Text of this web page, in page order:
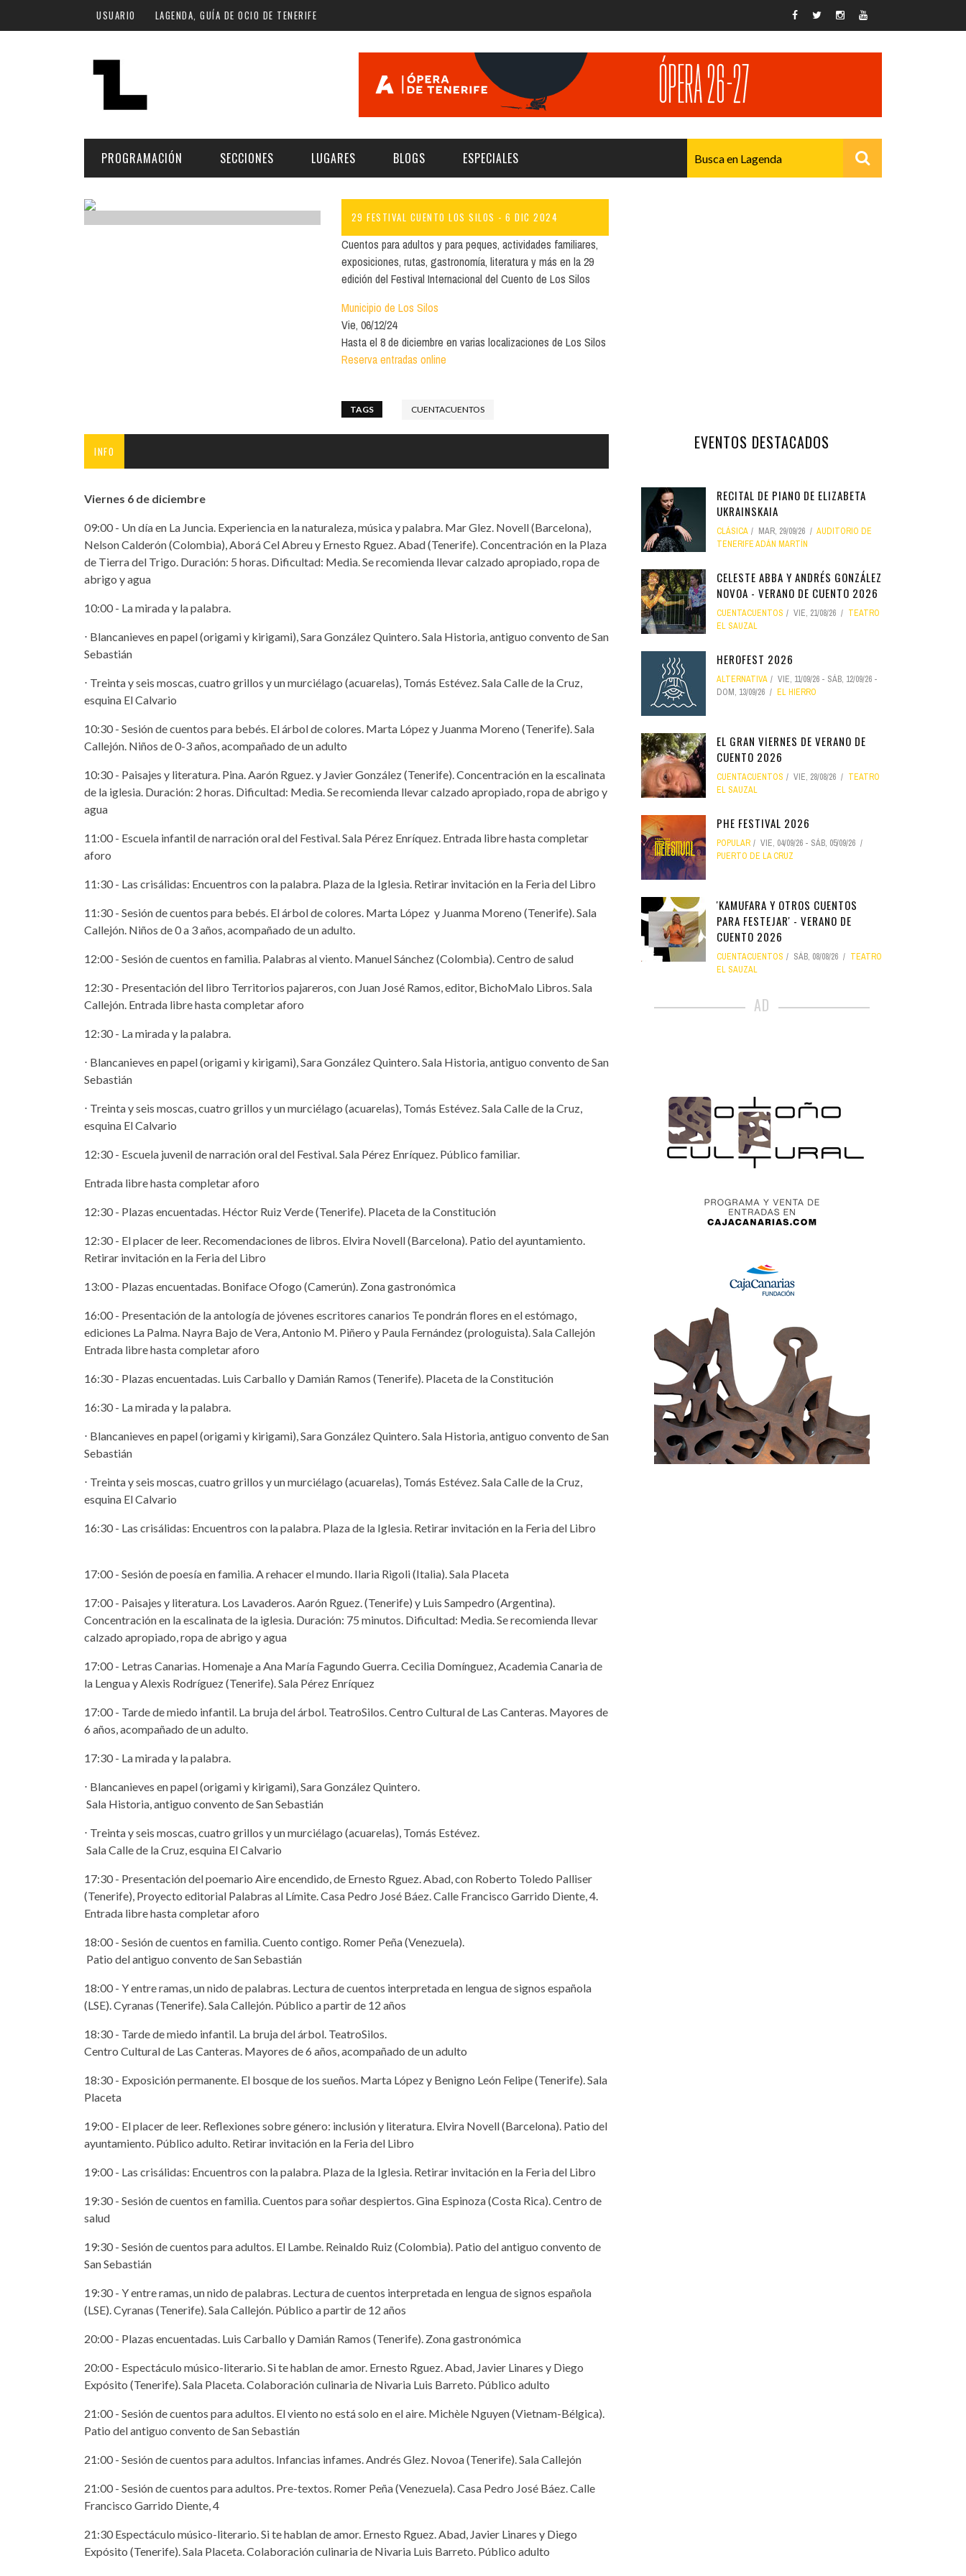
Pasar al contenido principal
USUARIO LAGENDA, GUÍA DE OCIO DE TENERIFE
PROGRAMACIÓN
FECHA LUGAR
Norte
Santa Cruz | La Laguna
Islas
Cultura
SECCIONES LUGARES
ARTE | MUSEOS
SALAS Y AUDITORIOS
ESPACIOS CULTURALES
LOCALES CON ACTUACIONES
BLOGS ESPECIALES
FESTIVAL BOREAL 2026
FESTIVAL TAGANANA 2026
TENERIFE PHE FESTIVAL 2026
29 FESTIVAL CUENTO LOS SILOS - 6 DIC 2024
Cuentos para adultos y para peques, actividades familiares,
exposiciones, rutas, gastronomía, literatura y más en la 29
edición del Festival Internacional del Cuento de Los Silos
Municipio de Los Silos
Vie, 06/12/24
Hasta el 8 de diciembre en varias localizaciones de Los Silos
Reserva entradas online
TAGS CUENTACUENTOS
INFO
Viernes 6 de diciembre
09:00 - Un día en La Juncia. Experiencia en la naturaleza, música y palabra. Mar Glez. Novell (Barcelona),
Nelson Calderón (Colombia), Aborá Cel Abreu y Ernesto Rguez. Abad (Tenerife). Concentración en la Plaza
de Tierra del Trigo. Duración: 5 horas. Dificultad: Media. Se recomienda llevar calzado apropiado, ropa de
abrigo y agua
10:00 - La mirada y la palabra.
⋅ Blancanieves en papel (origami y kirigami), Sara González Quintero. Sala Historia, antiguo convento de San
Sebastián
⋅ Treinta y seis moscas, cuatro grillos y un murciélago (acuarelas), Tomás Estévez. Sala Calle de la Cruz,
esquina El Calvario
10:30 - Sesión de cuentos para bebés. El árbol de colores. Marta López y Juanma Moreno (Tenerife). Sala
Callejón. Niños de 0-3 años, acompañado de un adulto
10:30 - Paisajes y literatura. Pina. Aarón Rguez. y Javier González (Tenerife). Concentración en la escalinata
de la iglesia. Duración: 2 horas. Dificultad: Media. Se recomienda llevar calzado apropiado, ropa de abrigo y
agua
11:00 - Escuela infantil de narración oral del Festival. Sala Pérez Enríquez. Entrada libre hasta completar
aforo
11:30 - Las crisálidas: Encuentros con la palabra. Plaza de la Iglesia. Retirar invitación en la Feria del Libro
11:30 - Sesión de cuentos para bebés. El árbol de colores. Marta López y Juanma Moreno (Tenerife). Sala
Callejón. Niños de 0 a 3 años, acompañado de un adulto.
12:00 - Sesión de cuentos en familia. Palabras al viento. Manuel Sánchez (Colombia). Centro de salud
12:30 - Presentación del libro Territorios pajareros, con Juan José Ramos, editor, BichoMalo Libros. Sala
Callejón. Entrada libre hasta completar aforo
12:30 - La mirada y la palabra.
⋅ Blancanieves en papel (origami y kirigami), Sara González Quintero. Sala Historia, antiguo convento de San
Sebastián
⋅ Treinta y seis moscas, cuatro grillos y un murciélago (acuarelas), Tomás Estévez. Sala Calle de la Cruz,
esquina El Calvario
12:30 - Escuela juvenil de narración oral del Festival. Sala Pérez Enríquez. Público familiar.
Entrada libre hasta completar aforo
12:30 - Plazas encuentadas. Héctor Ruiz Verde (Tenerife). Placeta de la Constitución
12:30 - El placer de leer. Recomendaciones de libros. Elvira Novell (Barcelona). Patio del ayuntamiento.
Retirar invitación en la Feria del Libro
13:00 - Plazas encuentadas. Boniface Ofogo (Camerún). Zona gastronómica
16:00 - Presentación de la antología de jóvenes escritores canarios Te pondrán flores en el estómago,
ediciones La Palma. Nayra Bajo de Vera, Antonio M. Piñero y Paula Fernández (prologuista). Sala Callejón
Entrada libre hasta completar aforo
16:30 - Plazas encuentadas. Luis Carballo y Damián Ramos (Tenerife). Placeta de la Constitución
16:30 - La mirada y la palabra.
⋅ Blancanieves en papel (origami y kirigami), Sara González Quintero. Sala Historia, antiguo convento de San
Sebastián
⋅ Treinta y seis moscas, cuatro grillos y un murciélago (acuarelas), Tomás Estévez. Sala Calle de la Cruz,
esquina El Calvario
16:30 - Las crisálidas: Encuentros con la palabra. Plaza de la Iglesia. Retirar invitación en la Feria del Libro
17:00 - Sesión de poesía en familia. A rehacer el mundo. Ilaria Rigoli (Italia). Sala Placeta
17:00 - Paisajes y literatura. Los Lavaderos. Aarón Rguez. (Tenerife) y Luis Sampedro (Argentina).
Concentración en la escalinata de la iglesia. Duración: 75 minutos. Dificultad: Media. Se recomienda llevar
calzado apropiado, ropa de abrigo y agua
17:00 - Letras Canarias. Homenaje a Ana María Fagundo Guerra. Cecilia Domínguez, Academia Canaria de
la Lengua y Alexis Rodríguez (Tenerife). Sala Pérez Enríquez
17:00 - Tarde de miedo infantil. La bruja del árbol. TeatroSilos. Centro Cultural de Las Canteras. Mayores de
6 años, acompañado de un adulto.
17:30 - La mirada y la palabra.
⋅ Blancanieves en papel (origami y kirigami), Sara González Quintero.
Sala Historia, antiguo convento de San Sebastián
⋅ Treinta y seis moscas, cuatro grillos y un murciélago (acuarelas), Tomás Estévez.
Sala Calle de la Cruz, esquina El Calvario
17:30 - Presentación del poemario Aire encendido, de Ernesto Rguez. Abad, con Roberto Toledo Palliser
(Tenerife), Proyecto editorial Palabras al Límite. Casa Pedro José Báez. Calle Francisco Garrido Diente, 4.
Entrada libre hasta completar aforo
18:00 - Sesión de cuentos en familia. Cuento contigo. Romer Peña (Venezuela).
Patio del antiguo convento de San Sebastián
18:00 - Y entre ramas, un nido de palabras. Lectura de cuentos interpretada en lengua de signos española
(LSE). Cyranas (Tenerife). Sala Callejón. Público a partir de 12 años
18:30 - Tarde de miedo infantil. La bruja del árbol. TeatroSilos.
Centro Cultural de Las Canteras. Mayores de 6 años, acompañado de un adulto
18:30 - Exposición permanente. El bosque de los sueños. Marta López y Benigno León Felipe (Tenerife). Sala
Placeta
19:00 - El placer de leer. Reflexiones sobre género: inclusión y literatura. Elvira Novell (Barcelona). Patio del
ayuntamiento. Público adulto. Retirar invitación en la Feria del Libro
19:00 - Las crisálidas: Encuentros con la palabra. Plaza de la Iglesia. Retirar invitación en la Feria del Libro
19:30 - Sesión de cuentos en familia. Cuentos para soñar despiertos. Gina Espinoza (Costa Rica). Centro de
salud
19:30 - Sesión de cuentos para adultos. El Lambe. Reinaldo Ruiz (Colombia). Patio del antiguo convento de
San Sebastián
19:30 - Y entre ramas, un nido de palabras. Lectura de cuentos interpretada en lengua de signos española
(LSE). Cyranas (Tenerife). Sala Callejón. Público a partir de 12 años
20:00 - Plazas encuentadas. Luis Carballo y Damián Ramos (Tenerife). Zona gastronómica
20:00 - Espectáculo músico-literario. Si te hablan de amor. Ernesto Rguez. Abad, Javier Linares y Diego
Expósito (Tenerife). Sala Placeta. Colaboración culinaria de Nivaria Luis Barreto. Público adulto
21:00 - Sesión de cuentos para adultos. El viento no está solo en el aire. Michèle Nguyen (Vietnam-Bélgica).
Patio del antiguo convento de San Sebastián
21:00 - Sesión de cuentos para adultos. Infancias infames. Andrés Glez. Novoa (Tenerife). Sala Callejón
21:00 - Sesión de cuentos para adultos. Pre-textos. Romer Peña (Venezuela). Casa Pedro José Báez. Calle
Francisco Garrido Diente, 4
21:30 Espectáculo músico-literario. Si te hablan de amor. Ernesto Rguez. Abad, Javier Linares y Diego
Expósito (Tenerife). Sala Placeta. Colaboración culinaria de Nivaria Luis Barreto. Público adulto
EVENTOS DESTACADOS
RECITAL DE PIANO DE ELIZABETA
UKRAINSKAIA
CLÁSICA MAR, 29/09/26
AUDITORIO DE
TENERIFE ADÁN MARTÍN
CELESTE ABBA Y ANDRÉS GONZÁLEZ
NOVOA - VERANO DE CUENTO 2026
CUENTACUENTOS VIE, 21/08/26
TEATRO
EL SAUZAL
HEROFEST 2026
ALTERNATIVA VIE, 11/09/26 - SÁB, 12/09/26 -
DOM, 13/09/26
EL HIERRO
EL GRAN VIERNES DE VERANO DE
CUENTO 2026
CUENTACUENTOS VIE, 28/08/26
TEATRO
EL SAUZAL
PHE FESTIVAL 2026
POPULAR VIE, 04/09/26 - SÁB, 05/09/26
PUERTO DE LA CRUZ
'KAMUFARA Y OTROS CUENTOS
PARA FESTEJAR' - VERANO DE
CUENTO 2026
CUENTACUENTOS SÁB, 08/08/26
TEATRO
EL SAUZAL
AD